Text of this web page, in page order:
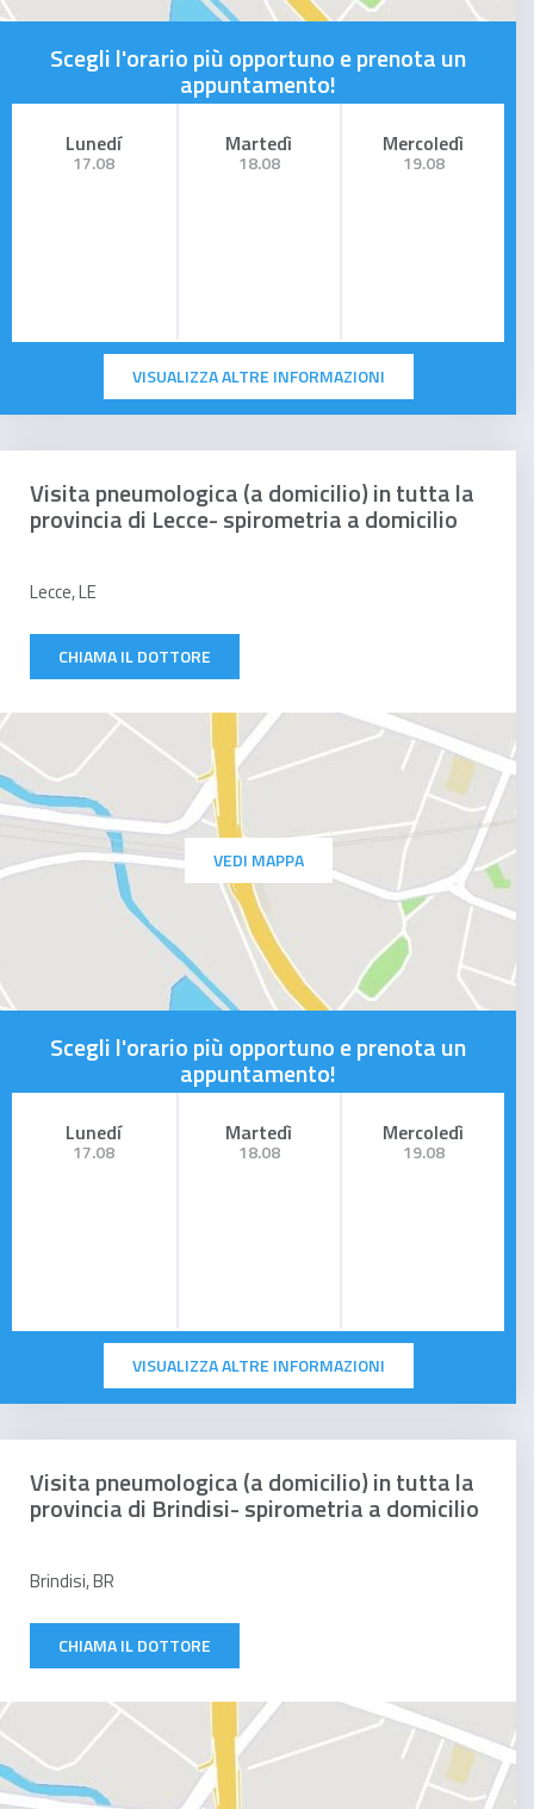
Scegli l'orario più opportuno e prenota un
appuntamento!
Lunedí
17.08
Martedì
18.08
Mercoledì
19.08
VISUALIZZA ALTRE INFORMAZIONI
Visita pneumologica (a domicilio) in tutta la
provincia di Lecce- spirometria a domicilio
Lecce, LE
CHIAMA IL DOTTORE
VEDI MAPPA
Scegli l'orario più opportuno e prenota un
appuntamento!
Lunedí
17.08
Martedì
18.08
Mercoledì
19.08
VISUALIZZA ALTRE INFORMAZIONI
Visita pneumologica (a domicilio) in tutta la
provincia di Brindisi- spirometria a domicilio
Brindisi, BR
CHIAMA IL DOTTORE